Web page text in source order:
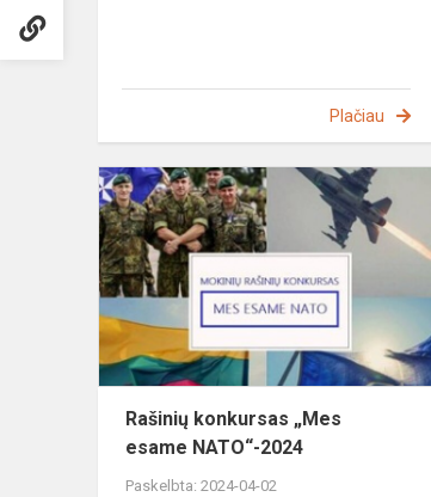
Plačiau
Rašinių konkursas „Mes
esame NATO“-2024
Paskelbta: 2024-04-02